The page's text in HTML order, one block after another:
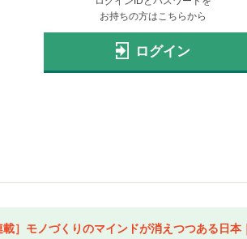
お持ちの方はこちらから
ログイン
載］モノづくりのマインドが消えつつある日